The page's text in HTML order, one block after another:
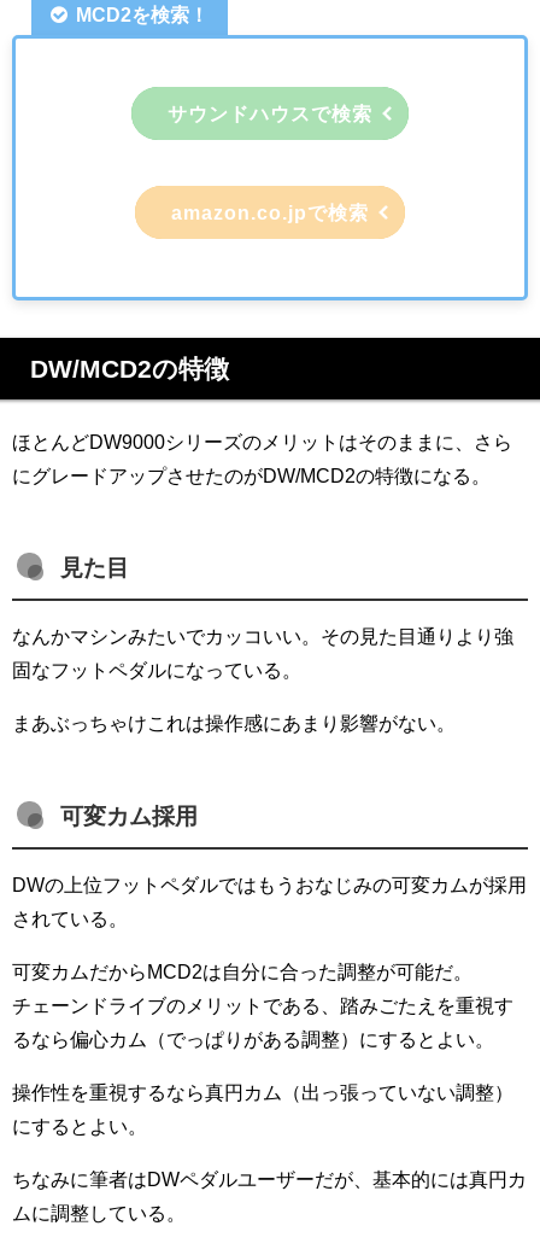
MCD2を検索！
サウンドハウスで検索
amazon.co.jpで検索
DW/MCD2の特徴
ほとんどDW9000シリーズのメリットはそのままに、さら
にグレードアップさせたのがDW/MCD2の特徴になる。
見た目
なんかマシンみたいでカッコいい。その見た目通りより強
固なフットペダルになっている。
まあぶっちゃけこれは操作感にあまり影響がない。
可変カム採用
DWの上位フットペダルではもうおなじみの可変カムが採用
されている。
可変カムだからMCD2は自分に合った調整が可能だ。
チェーンドライブのメリットである、踏みごたえを重視す
るなら偏心カム（でっぱりがある調整）にするとよい。
操作性を重視するなら真円カム（出っ張っていない調整）
にするとよい。
ちなみに筆者はDWペダルユーザーだが、基本的には真円カ
ムに調整している。